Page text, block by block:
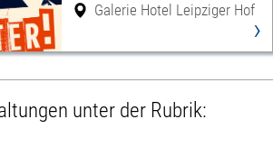
Galerie Hotel Leipziger Hof
›
unter der Rubrik: